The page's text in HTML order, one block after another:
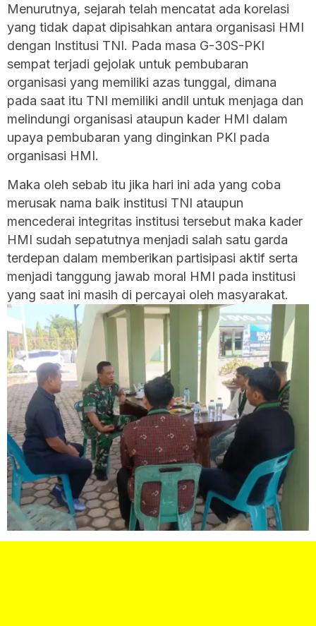
Menurutnya, sejarah telah mencatat ada korelasi
yang tidak dapat dipisahkan antara organisasi HMI
dengan Institusi TNI. Pada masa G-30S-PKI
sempat terjadi gejolak untuk pembubaran
organisasi yang memiliki azas tunggal, dimana
pada saat itu TNI memiliki andil untuk menjaga dan
melindungi organisasi ataupun kader HMI dalam
upaya pembubaran yang dinginkan PKI pada
organisasi HMI.
Maka oleh sebab itu jika hari ini ada yang coba
merusak nama baik institusi TNI ataupun
mencederai integritas institusi tersebut maka kader
HMI sudah sepatutnya menjadi salah satu garda
terdepan dalam memberikan partisipasi aktif serta
menjadi tanggung jawab moral HMI pada institusi
yang saat ini masih di percayai oleh masyarakat.